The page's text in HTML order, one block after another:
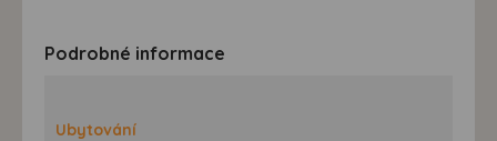
Podrobné informace
Ubytování